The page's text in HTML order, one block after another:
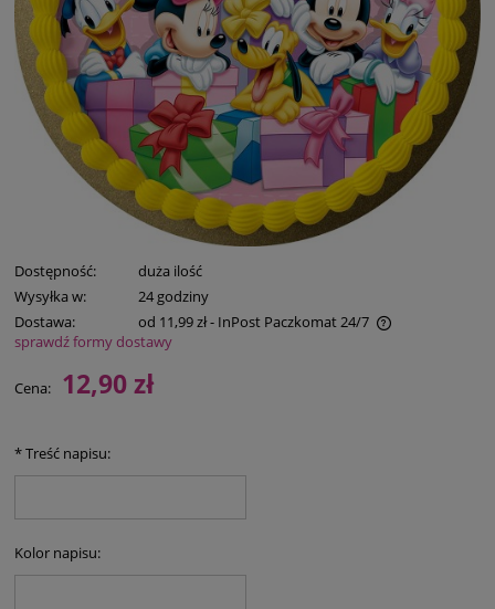
Dostępność:
duża ilość
Wysyłka w:
24 godziny
Dostawa:
od 11,99 zł- InPost Paczkomat 24/7
Cena nie zawiera ewentualnych kosztów płatności
sprawdź formy dostawy
Cena: 12,90 zł
*Treść napisu:
Kolor napisu: